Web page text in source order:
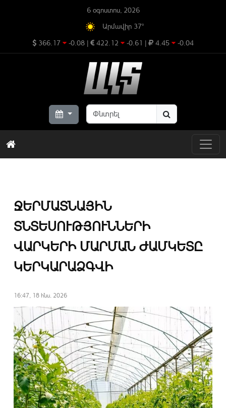
6 օգոստոս, 2026
Արմավիր 37°
366.17 -0.08 | 422.12 -0.61 | 4.45 -0.04
ՋԵՐՄԱՏՆԱՅԻՆ
ՏՆՏԵՍՈՒԹՅՈՒՆՆԵՐԻ
ՎԱՐԿԵՐԻ ՄԱՐՄԱՆ ԺԱՄԿԵՏԸ
ԿԵՐԿԱՐԱՁԳՎԻ
16:47, 18 հնս. 2026